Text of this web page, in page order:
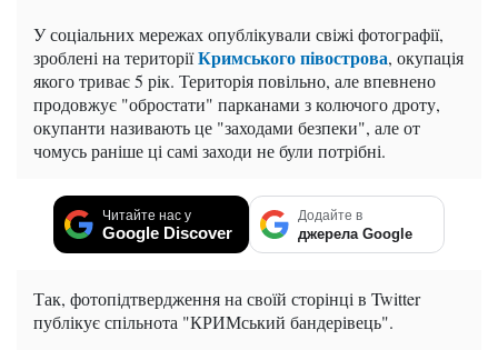
У соціальних мережах опублікували свіжі фотографії,
зроблені на територіїКримського півострова, окупація
якого триває 5 рік. Територія повільно, але впевнено
продовжує "обростати" парканами з колючого дроту,
окупанти називають це "заходами безпеки", але от
чомусь раніше ці самі заходи не були потрібні.
Читайте нас у
Google Discover
Додайте в
джерела Google
Так, фотопідтвердження на своїй сторінці в Twitter
публікує спільнота "КРИМський бандерівець".